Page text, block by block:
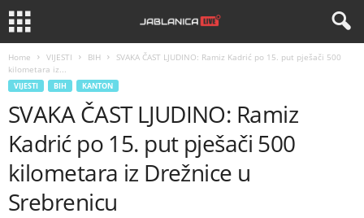
Home VIJESTI BIH
SVAKA ČAST LJUDINO: Ramiz Kadrić po 15. put pješači 500
kilometara iz...
VIJESTI BIH KANTON
SVAKA ČAST LJUDINO: Ramiz
Kadrić po 15. put pješači 500
kilometara iz Drežnice u
Srebrenicu